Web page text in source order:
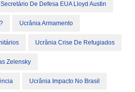
De Defesa EUA Lloyd Austin
Ucrânia Armamento
Ucrânia Crise De Refugiados
Zelensky
Ucrânia Impacto No Brasil